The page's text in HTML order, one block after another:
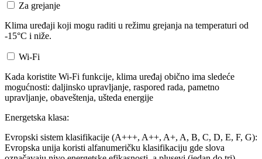
Za grejanje
Klima uređaji koji mogu raditi u režimu grejanja na temperaturi od
-15°C i niže.
Wi-Fi
Kada koristite Wi-Fi funkcije, klima uređaj obično ima sledeće
mogućnosti: daljinsko upravljanje, raspored rada, pametno
upravljanje, obaveštenja, ušteda energije
Energetska klasa:
Evropski sistem klasifikacije (A+++, A++, A+, A, B, C, D, E, F, G):
Evropska unija koristi alfanumeričku klasifikaciju gde slova